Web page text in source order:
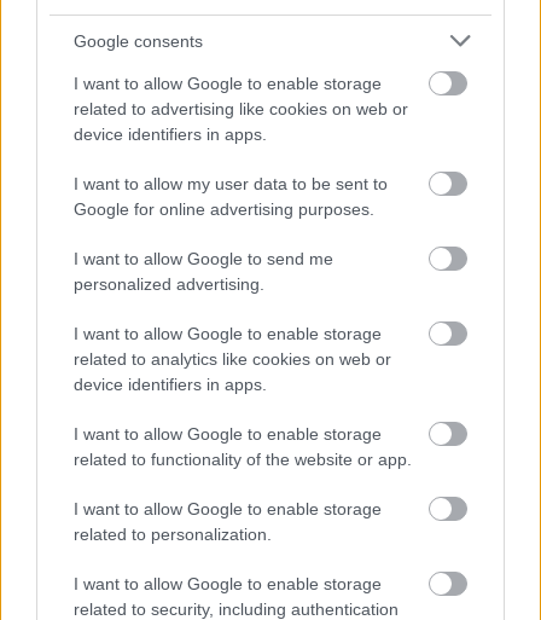
Google consents
I want to allow Google to enable storage
related to advertising like cookies on web or
device identifiers in apps.
I want to allow my user data to be sent to
Google for online advertising purposes.
I want to allow Google to send me
personalized advertising.
I want to allow Google to enable storage
related to analytics like cookies on web or
device identifiers in apps.
I want to allow Google to enable storage
related to functionality of the website or app.
I want to allow Google to enable storage
related to personalization.
I want to allow Google to enable storage
related to security, including authentication